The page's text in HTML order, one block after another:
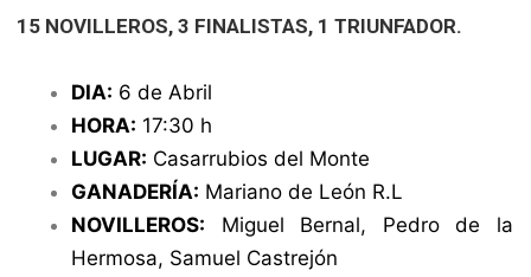
15 NOVILLEROS, 3 FINALISTAS, 1 TRIUNFADOR.
DIA: 6 de Abril
HORA: 17:30 h
LUGAR: Casarrubios del Monte
GANADERÍA: Mariano de León R.L
NOVILLEROS: Miguel Bernal, Pedro de la
Hermosa, Samuel Castrejón